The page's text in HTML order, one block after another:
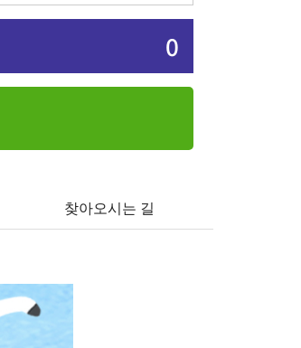
0
찾아오시는 길